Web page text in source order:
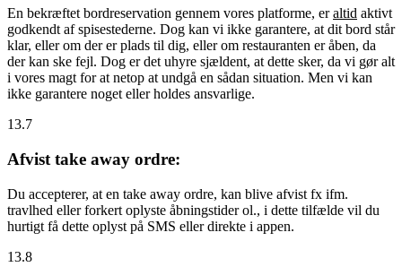
En bekræftet bordreservation gennem vores platforme, eraltid aktivt
godkendt af spisestederne. Dog kan vi ikke garantere, at dit bord står
klar, eller om der er plads til dig, eller om restauranten er åben, da
der kan ske fejl. Dog er det uhyre sjældent, at dette sker, da vi gør alt
i vores magt for at netop at undgå en sådan situation. Men vi kan
ikke garantere noget eller holdes ansvarlige.
13.7
Afvist take away ordre:
Du accepterer, at en take away ordre, kan blive afvist fx ifm.
travlhed eller forkert oplyste åbningstider ol., i dette tilfælde vil du
hurtigt få dette oplyst på SMS eller direkte i appen.
13.8